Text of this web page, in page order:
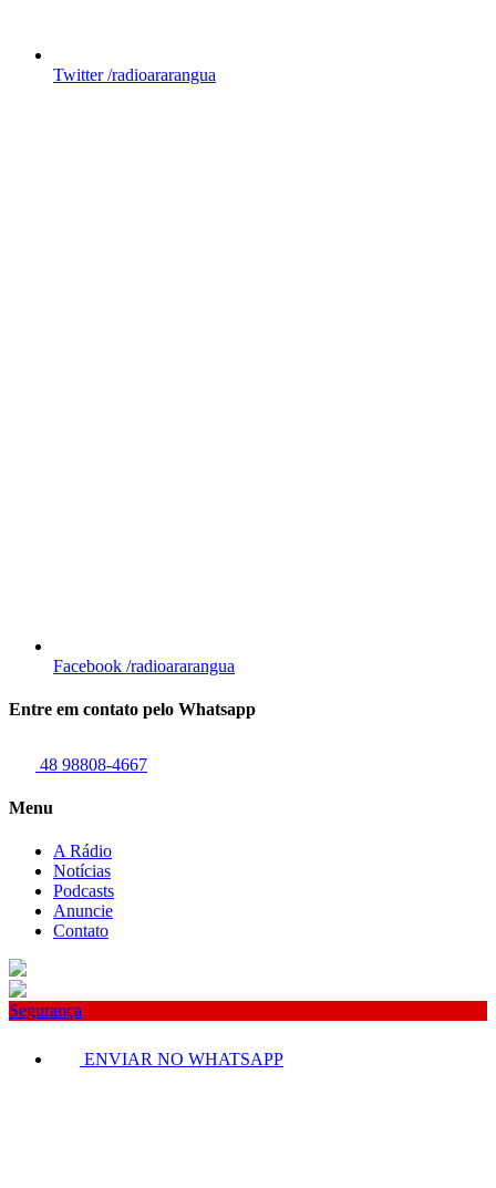
Twitter /radioararangua
Facebook /radioararangua
Entre em contato pelo Whatsapp
48 98808-4667
Menu
A Rádio
Notícias
Podcasts
Anuncie
Contato
Segurança
ENVIAR NO WHATSAPP